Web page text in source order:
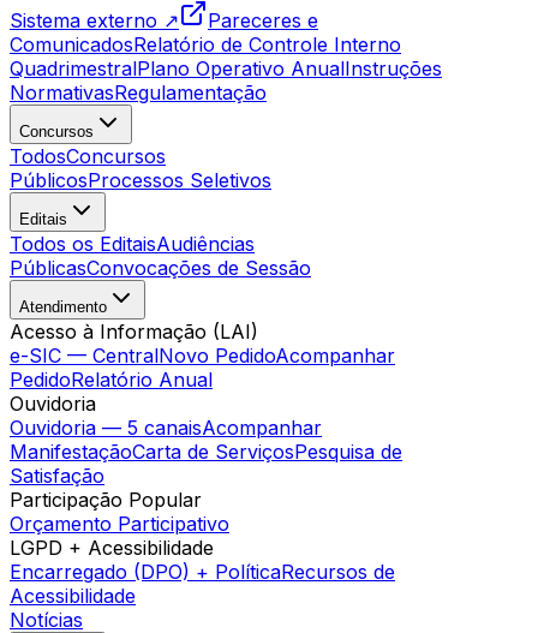
Sistema externo ↗
Pareceres e
ComunicadosRelatório de Controle Interno
QuadrimestralPlano Operativo AnualInstruções
NormativasRegulamentação
Concursos
TodosConcursos
PúblicosProcessos Seletivos
Editais
Todos os EditaisAudiências
PúblicasConvocações de Sessão
Atendimento
Acesso à Informação (LAI)
e-SIC — CentralNovo PedidoAcompanhar
PedidoRelatório Anual
Ouvidoria
Ouvidoria — 5 canaisAcompanhar
ManifestaçãoCarta de ServiçosPesquisa de
Satisfação
Participação Popular
Orçamento Participativo
LGPD + Acessibilidade
Encarregado (DPO) + PolíticaRecursos de
Acessibilidade
Notícias